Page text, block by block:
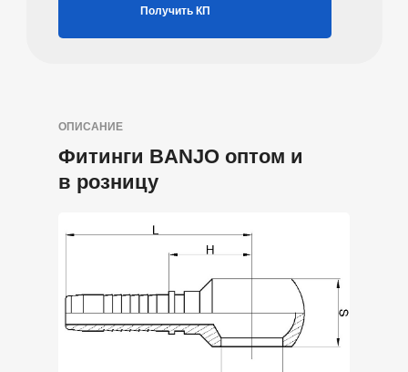
Получить КП
ОПИСАНИЕ
Фитинги BANJO оптом и
в розницу